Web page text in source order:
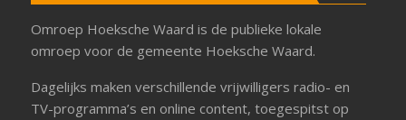
Omroep Hoeksche Waard is de publieke lokale
omroep voor de gemeente Hoeksche Waard.
Dagelijks maken verschillende vrijwilligers radio- en
TV-programma’s en online content, toegespitst op